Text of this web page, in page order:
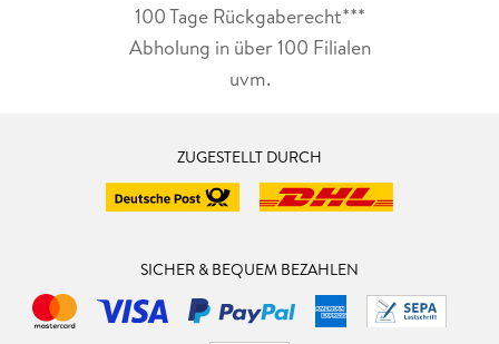
100 Tage Rückgaberecht***
Abholung in über 100 Filialen
uvm.
ZUGESTELLT DURCH
SICHER & BEQUEM BEZAHLEN